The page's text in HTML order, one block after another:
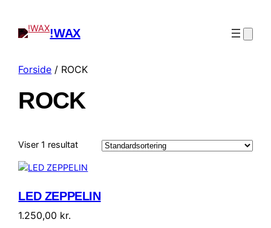
!WAX
Forside / ROCK
ROCK
Viser 1 resultat
LED ZEPPELIN
1.250,00 kr.